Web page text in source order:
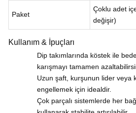
Paket
Çoklu adet
değişir)
Kullanım & İpuçları
Dip takımlarında köstek ile
karışmayı tamamen
Uzun şaft, kurşunun lider veya
engellemek için idealdir.
Çok parçalı sistemlerde her